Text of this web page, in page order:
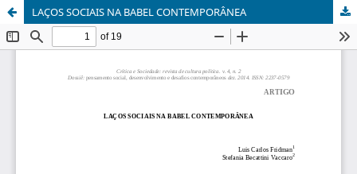
LAÇOS SOCIAIS NA BABEL CONTEMPORÂNEA